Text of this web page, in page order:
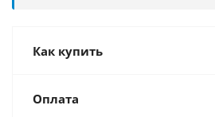
Как купить
Оплата